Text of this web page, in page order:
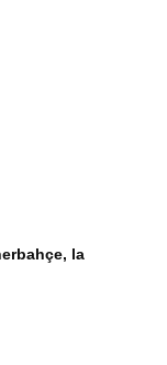
la